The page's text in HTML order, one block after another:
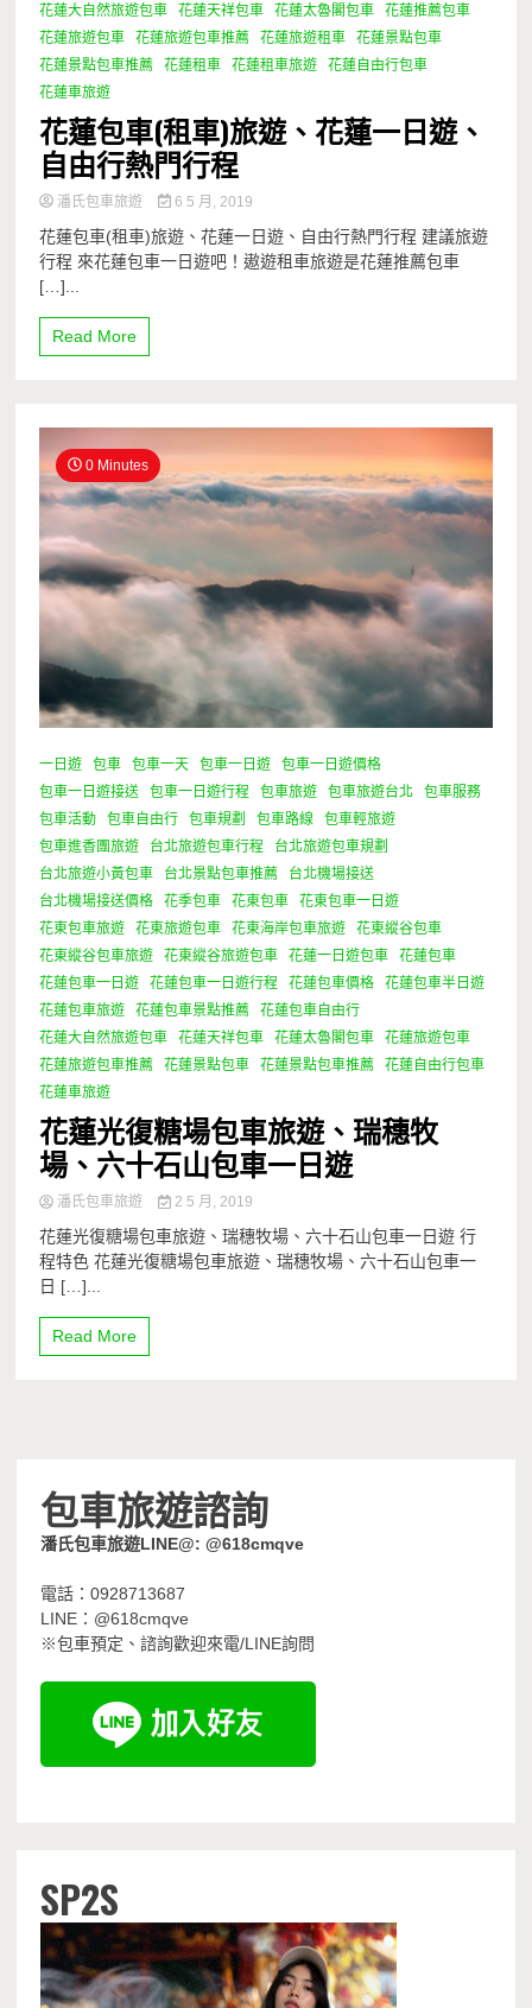
花蓮大自然旅遊包車
花蓮天祥包車 花蓮太魯閣包車
花蓮推薦包車
花蓮旅遊包車
花蓮旅遊包車推薦 花蓮旅遊租車
花蓮景點包車
花蓮景點包車推薦
花蓮租車 花蓮租車旅遊
花蓮自由行包車
花蓮車旅遊
花蓮包車(租車)旅遊、花蓮一日遊、
自由行熱門行程
潘氏包車旅遊 6 5 月, 2019
花蓮包車(租車)旅遊、花蓮一日遊、自由行熱門行程 建議旅遊
行程 來花蓮包車一日遊吧！遨遊租車旅遊是花蓮推薦包車
[…]...
Read More
0 Minutes
一日遊 包車 包車一天 包車一日遊
包車一日遊價格
包車一日遊接送
包車一日遊行程 包車旅遊 包車旅遊台北
包車服務
包車活動
包車自由行 包車規劃 包車路線
包車輕旅遊
包車進香團旅遊
台北旅遊包車行程
台北旅遊包車規劃
台北旅遊小黃包車
台北景點包車推薦
台北機場接送
台北機場接送價格
花季包車 花東包車
花東包車一日遊
花東包車旅遊
花東旅遊包車 花東海岸包車旅遊
花東縱谷包車
花東縱谷包車旅遊
花東縱谷旅遊包車 花蓮一日遊包車
花蓮包車
花蓮包車一日遊
花蓮包車一日遊行程 花蓮包車價格
花蓮包車半日遊
花蓮包車旅遊
花蓮包車景點推薦
花蓮包車自由行
花蓮大自然旅遊包車
花蓮天祥包車 花蓮太魯閣包車
花蓮旅遊包車
花蓮旅遊包車推薦
花蓮景點包車 花蓮景點包車推薦
花蓮自由行包車
花蓮車旅遊
花蓮光復糖場包車旅遊、瑞穗牧
場、六十石山包車一日遊
潘氏包車旅遊 2 5 月, 2019
花蓮光復糖場包車旅遊、瑞穗牧場、六十石山包車一日遊 行
程特色 花蓮光復糖場包車旅遊、瑞穗牧場、六十石山包車一
日 […]...
Read More
包車旅遊諮詢
潘氏包車旅遊LINE@: @618cmqve
電話：0928713687
LINE：@618cmqve
※包車預定、諮詢歡迎來電/LINE詢問
SP2S